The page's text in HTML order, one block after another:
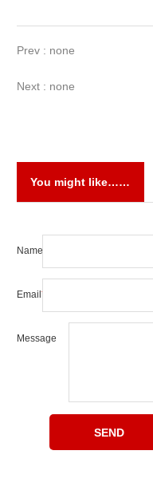
Prev : none
Next : none
You might like……
Name
Email *
Message